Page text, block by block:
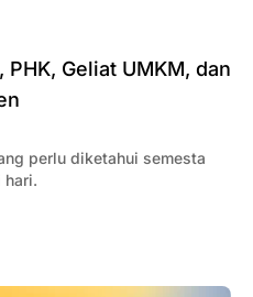
Geliat UMKM, dan
perlu diketahui semesta
hari.